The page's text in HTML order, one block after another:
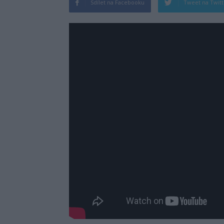
Sdílet na Facebooku Tweet na